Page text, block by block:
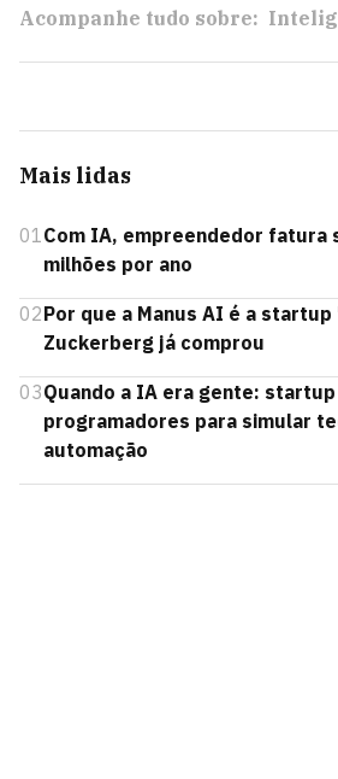
Acompanhe tudo sobre:
Mais lidas
01Com IA, empreendedor fatura
milhões por ano
02Por que a Manus AI é a
Zuckerberg já comprou
03Quando a IA era gente:
programadores para simular
automação